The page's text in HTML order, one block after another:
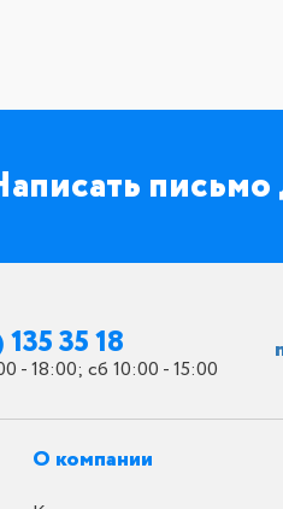
35 18
- 18:00; сб 10:00 - 15:00
О компании